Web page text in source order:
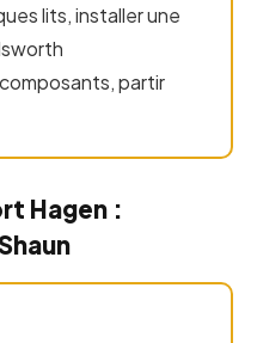
lits, installer une
partir
Hagen :